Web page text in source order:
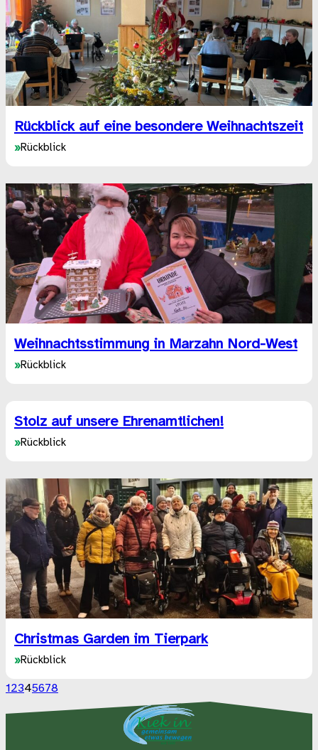
Rückblick auf eine besondere Weihnachtszeit
»Rückblick
Weihnachtsstimmung in Marzahn Nord-West
»Rückblick
Stolz auf unsere Ehrenamtlichen!
»Rückblick
Christmas Garden im Tierpark
»Rückblick
12345678